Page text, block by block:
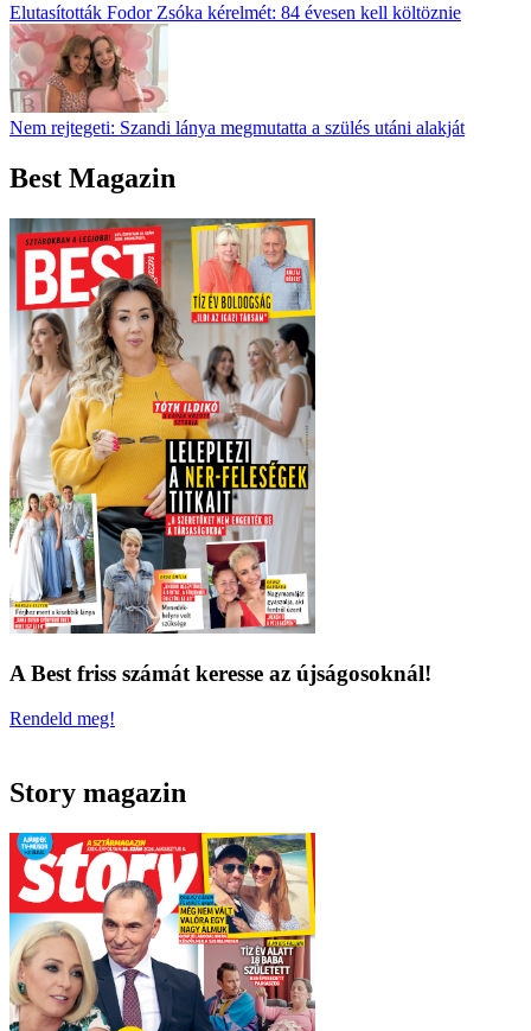
Elutasították Fodor Zsóka kérelmét: 84 évesen kell költöznie
Nem rejtegeti: Szandi lánya megmutatta a szülés utáni alakját
Best Magazin
A Best friss számát keresse az újságosoknál!
Rendeld meg!
Story magazin